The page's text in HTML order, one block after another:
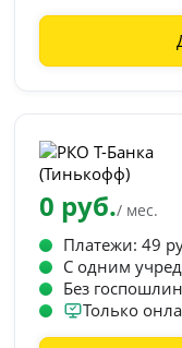
0 руб./ мес.
Платежи: 49
С одним
Без госпошлин
Только